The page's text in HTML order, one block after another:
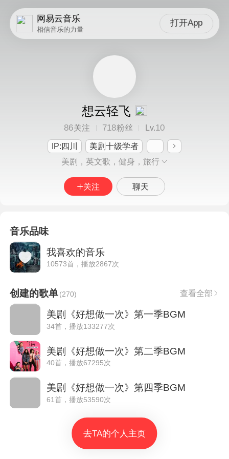
网易云音乐
相信音乐的力量
打开App
想云轻飞
86关注 718粉丝 Lv.10
IP:四川
美剧十级学者
美剧，英文歌，健身，旅行
关注 聊天
音乐品味
我喜欢的音乐
10573首，播放2867次
创建的歌单(270) 查看全部
美剧《好想做一次》第一季BGM
34首，播放133277次
美剧《好想做一次》第二季BGM
40首，播放67295次
美剧《好想做一次》第四季BGM
61首，播放53590次
去TA的个人主页